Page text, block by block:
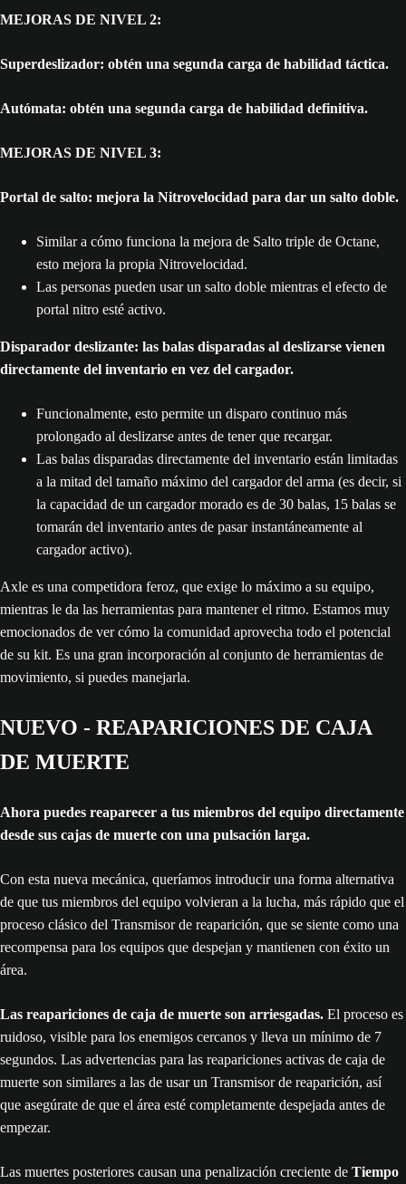
MEJORAS DE NIVEL 2:
Superdeslizador: obtén una segunda carga de habilidad táctica.
Autómata: obtén una segunda carga de habilidad definitiva.
MEJORAS DE NIVEL 3:
Portal de salto: mejora la Nitrovelocidad para dar un salto doble.
Similar a cómo funciona la mejora de Salto triple de Octane,
esto mejora la propia Nitrovelocidad.
Las personas pueden usar un salto doble mientras el efecto de
portal nitro esté activo.
Disparador deslizante: las balas disparadas al deslizarse vienen
directamente del inventario en vez del cargador.
Funcionalmente, esto permite un disparo continuo más
prolongado al deslizarse antes de tener que recargar.
Las balas disparadas directamente del inventario están limitadas
a la mitad del tamaño máximo del cargador del arma (es decir, si
la capacidad de un cargador morado es de 30 balas, 15 balas se
tomarán del inventario antes de pasar instantáneamente al
cargador activo).
Axle es una competidora feroz, que exige lo máximo a su equipo,
mientras le da las herramientas para mantener el ritmo. Estamos muy
emocionados de ver cómo la comunidad aprovecha todo el potencial
de su kit. Es una gran incorporación al conjunto de herramientas de
movimiento, si puedes manejarla.
NUEVO - REAPARICIONES DE CAJA
DE MUERTE
Ahora puedes reaparecer a tus miembros del equipo directamente
desde sus cajas de muerte con una pulsación larga.
Con esta nueva mecánica, queríamos introducir una forma alternativa
de que tus miembros del equipo volvieran a la lucha, más rápido que el
proceso clásico del Transmisor de reaparición, que se siente como una
recompensa para los equipos que despejan y mantienen con éxito un
área.
Las reapariciones de caja de muerte son arriesgadas. El proceso es
ruidoso, visible para los enemigos cercanos y lleva un mínimo de 7
segundos. Las advertencias para las reapariciones activas de caja de
muerte son similares a las de usar un Transmisor de reaparición, así
que asegúrate de que el área esté completamente despejada antes de
empezar.
Las muertes posteriores causan una penalización creciente de Tiempo